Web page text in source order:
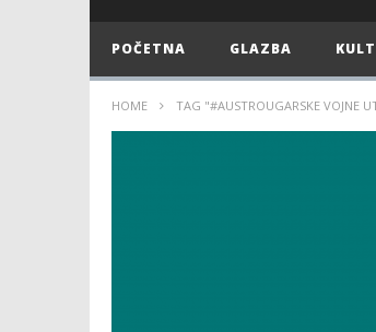
POČETNA GLAZBA
HOME TAG "#AUSTROUGARSKE VOJNE